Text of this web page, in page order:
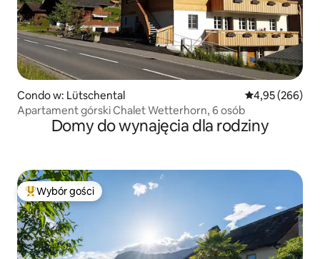
Condo w: Lütschental Średnia
4,95 (266)
Apartament górski Chalet Wetterhorn, 6 osób
Domy do wynajęcia dla rodziny
Najpopularniejsze z kategorii Wybór gości
Wybór gości